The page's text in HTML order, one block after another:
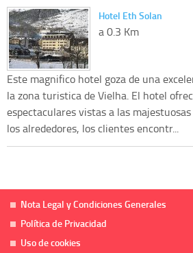
Hotel Eth Solan
a 0.3 Km
Este magnifico hotel goza de una
la zona turistica de Vielha. El hotel
espectaculares vistas a las
los alrededores, los clientes encontr...
Nota Legal y Condiciones Generales
Política de Privacidad
Uso de cookies